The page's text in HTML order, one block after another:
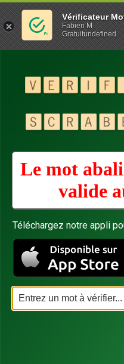
Le mot
valide
Téléchargez notre appli
Vérificateur
Fabien M
Gratuitundefined